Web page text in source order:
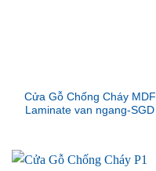
Cửa Gỗ Chống Cháy MDF
Laminate van ngang-SGD